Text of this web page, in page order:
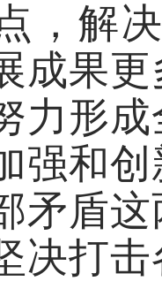
，解
成果
力形
强和
矛盾
决打